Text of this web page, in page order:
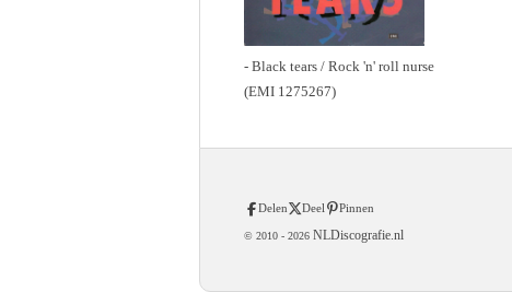
- Black tears / Rock 'n' roll nurse
(EMI 1275267)
Delen Deel Pinnen
© 2010 - 2026 NLDiscografie.nl